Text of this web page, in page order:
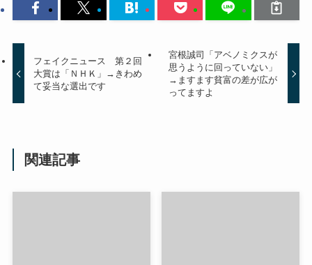
フェイクニュース 第２回
大賞は「ＮＨＫ」→きわめ
て妥当な選出です
宮根誠司「アベノミクスが
思うように回っていない」
→ますます貧富の差が広が
ってますよ
関連記事